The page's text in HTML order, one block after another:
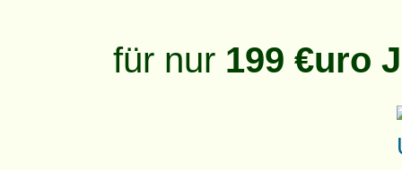
für nur 199 €uro